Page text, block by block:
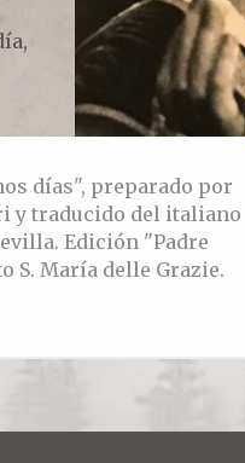
días", preparado por
y traducido del italiano
Edición "Padre
S. María delle Grazie.